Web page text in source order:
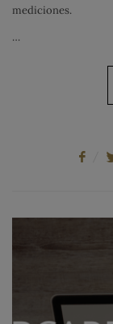
mediciones.
…